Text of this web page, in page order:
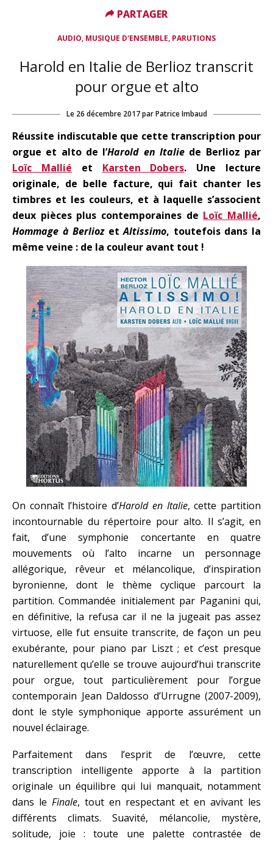
AUDIO, MUSIQUE D'ENSEMBLE, PARUTIONS
Harold en Italie de Berlioz transcrit
pour orgue et alto
Le 26 décembre 2017 par Patrice Imbaud
Réussite indiscutable que cette transcription pour
orgue et alto de l’Harold en Italie de Berlioz par
Loïc Mallié et Karsten Dobers. Une lecture
originale, de belle facture, qui fait chanter les
timbres et les couleurs, et à laquelle s’associent
deux pièces plus contemporaines de Loïc Mallié,
Hommage à BerliozetAltissimo, toutefois dans la
même veine : de la couleur avant tout !
On connaît l’histoire d’Harold en Italie, cette partition
incontournable du répertoire pour alto. Il s’agit, en
fait, d’une symphonie concertante en quatre
mouvements où l’alto incarne un personnage
allégorique, rêveur et mélancolique, d’inspiration
byronienne, dont le thème cyclique parcourt la
partition. Commandée initialement par Paganini qui,
en définitive, la refusa car il ne la jugeait pas assez
virtuose, elle fut ensuite transcrite, de façon un peu
exubérante, pour piano par Liszt ; et c’est presque
naturellement qu’elle se trouve aujourd’hui transcrite
pour orgue, tout particulièrement pour l’orgue
contemporain Jean Daldosso d’Urrugne (2007-2009),
dont le style symphonique apporte assurément un
nouvel éclairage.
Parfaitement dans l’esprit de l’œuvre, cette
transcription intelligente apporte à la partition
originale un équilibre qui lui manquait, notamment
dans le Finale, tout en respectant et en avivant les
différents climats. Suavité, mélancolie, mystère,
solitude, joie : toute une palette contrastée de
PARTAGER
PARTAGER